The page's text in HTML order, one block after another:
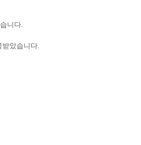
니다.
았습니다.